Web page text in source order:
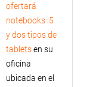
ofertará
notebooks i5
y dos tipos de
tabletsen su
oficina
ubicada en el